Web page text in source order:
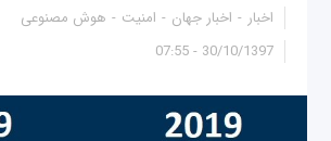
30/10/1397 - 07:55
اخبار اخبار جهان امنیت هوش مصنوعی